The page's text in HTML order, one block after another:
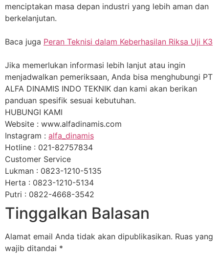
menciptakan masa depan industri yang lebih aman dan
berkelanjutan.
Baca juga Peran Teknisi dalam Keberhasilan Riksa Uji K3
Jika memerlukan informasi lebih lanjut atau ingin
menjadwalkan pemeriksaan, Anda bisa menghubungi PT
ALFA DINAMIS INDO TEKNIK dan kami akan berikan
panduan spesifik sesuai kebutuhan.
HUBUNGI KAMI
Website : www.alfadinamis.com
Instagram : alfa_dinamis
Hotline : 021-82757834
Customer Service
Lukman : 0823-1210-5135
Herta : 0823-1210-5134
Putri : 0822-4668-3542
Tinggalkan Balasan
Alamat email Anda tidak akan dipublikasikan. Ruas yang
wajib ditandai *